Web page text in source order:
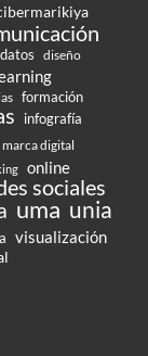
datos diseño
formación
infografía
marca digital
online
sociales
uma unia
visualización